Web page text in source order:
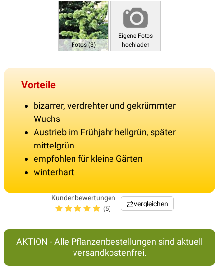
Fotos (3)
Eigene Fotos
hochladen
Vorteile
bizarrer, verdrehter und gekrümmter
Wuchs
Austrieb im Frühjahr hellgrün, später
mittelgrün
empfohlen für kleine Gärten
winterhart
Kundenbewertungen
(5)
vergleichen
AKTION - Alle Pflanzenbestellungen sind aktuell
versandkostenfrei.